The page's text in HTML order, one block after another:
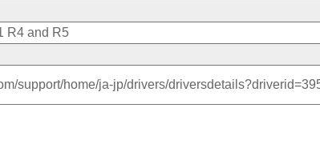
R4 and R5
support/home/ja-jp/drivers/